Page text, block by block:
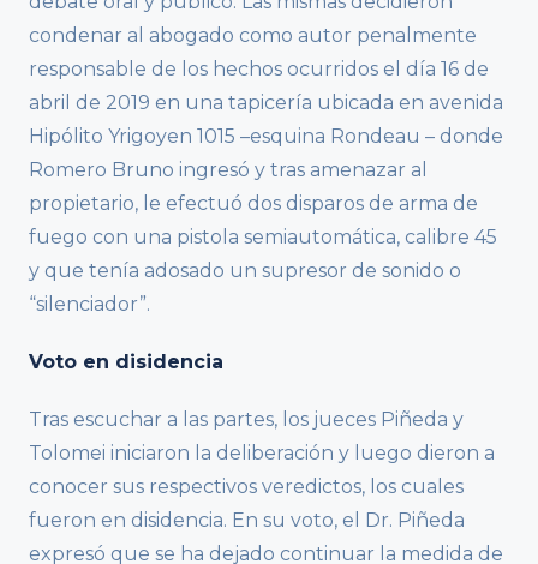
condenar al abogado como autor penalmente
responsable de los hechos ocurridos el día 16 de
abril de 2019 en una tapicería ubicada en avenida
Hipólito Yrigoyen 1015 –esquina Rondeau – donde
Romero Bruno ingresó y tras amenazar al
propietario, le efectuó dos disparos de arma de
fuego con una pistola semiautomática, calibre 45
y que tenía adosado un supresor de sonido o
“silenciador”.
Voto en disidencia
Tras escuchar a las partes, los jueces Piñeda y
Tolomei iniciaron la deliberación y luego dieron a
conocer sus respectivos veredictos, los cuales
fueron en disidencia. En su voto, el Dr. Piñeda
expresó que se ha dejado continuar la medida de